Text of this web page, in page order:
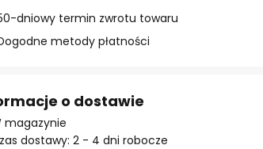
dniowy termin zwrotu towaru
metody płatności
o dostawie
magazynie
dostawy: 2 - 4 dni robocze